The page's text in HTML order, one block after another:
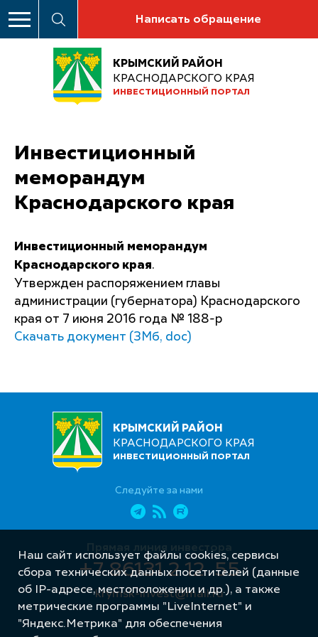
Написать обращение
КРЫМСКИЙ РАЙОН
КРАСНОДАРСКОГО КРАЯ
ИНВЕСТИЦИОННЫЙ ПОРТАЛ
Инвестиционный
меморандум
Краснодарского края
Инвестиционный меморандум
Краснодарского края.
Утвержден распоряжением главы
администрации (губернатора) Краснодарского
края от 7 июня 2016 года № 188-р
Скачать документ (3Мб, doc)
КРЫМСКИЙ РАЙОН
КРАСНОДАРСКОГО КРАЯ
ИНВЕСТИЦИОННЫЙ ПОРТАЛ
Следуйте за нами
Прямая линия инвестора
+7 86131 2 12 55
krymsk-invest@mail.ru
Наш сайт использует файлы cookies, сервисы
сбора технических данных посетителей (данные
об IP-адресе, местоположении и др.), а также
метрические программы "LiveInternet" и
"Яндекс.Метрика" для обеспечения